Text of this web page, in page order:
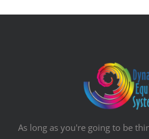
As long as you're going to be